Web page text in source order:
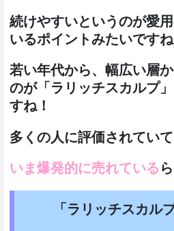
続けやすいというのが愛
いるポイントみたいですね
若い年代から、幅広い層
のが「ラリッチスカルプ
すね！
多くの人に評価されていて
いま爆発的に売れている
「ラリッチスカル